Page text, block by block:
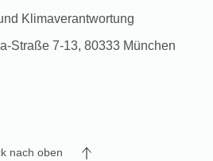
Klimaverantwortung
Straße 7-13, 80333 München
nach oben